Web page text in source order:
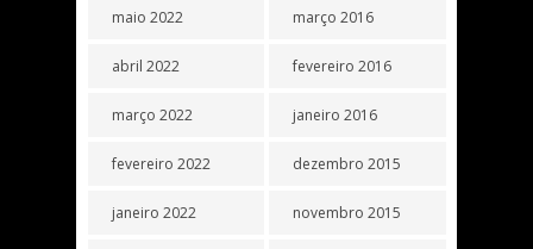
maio 2022
abril 2022
março 2022
fevereiro 2022
janeiro 2022
março 2016
fevereiro 2016
janeiro 2016
dezembro 2015
novembro 2015